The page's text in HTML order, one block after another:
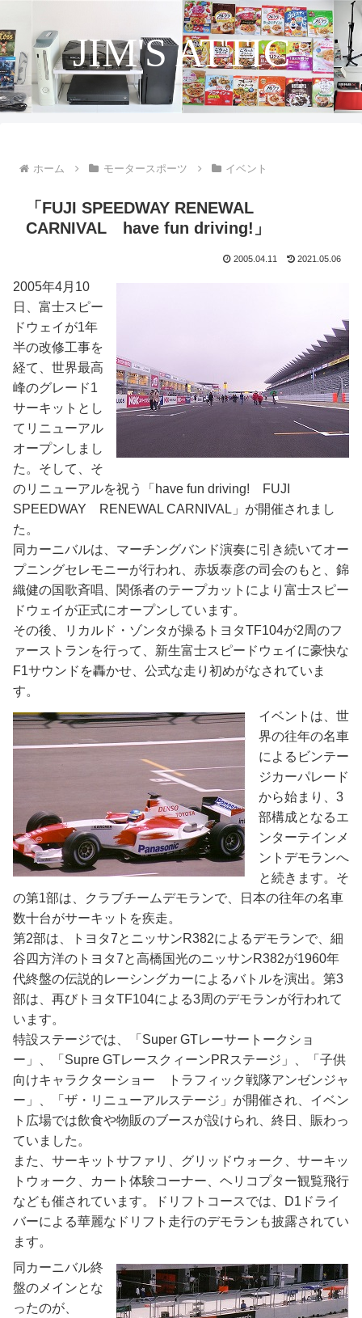
JIM'S ATTIC
ホーム モータースポーツ イベント
「FUJI SPEEDWAY RENEWAL
CARNIVAL have fun driving!」
2005.04.11 2021.05.06
2005年4月10
日、富士スピー
ドウェイが1年
半の改修工事を
経て、世界最高
峰のグレード1
サーキットとし
てリニューアル
オープンしまし
た。そして、そ
のリニューアルを祝う「have fun driving! FUJI
SPEEDWAY RENEWAL CARNIVAL」が開催されまし
た。
同カーニバルは、マーチングバンド演奏に引き続いてオー
プニングセレモニーが行われ、赤坂泰彦の司会のもと、錦
織健の国歌斉唱、関係者のテープカットにより富士スピー
ドウェイが正式にオープンしています。
その後、リカルド・ゾンタが操るトヨタTF104が2周のフ
ァーストランを行って、新生富士スピードウェイに豪快な
F1サウンドを轟かせ、公式な走り初めがなされていま
す。
イベントは、世
界の往年の名車
によるビンテー
ジカーパレード
から始まり、3
部構成となるエ
ンターテインメ
ントデモランへ
と続きます。そ
の第1部は、クラブチームデモランで、日本の往年の名車
数十台がサーキットを疾走。
第2部は、トヨタ7とニッサンR382によるデモランで、細
谷四方洋のトヨタ7と高橋国光のニッサンR382が1960年
代終盤の伝説的レーシングカーによるバトルを演出。第3
部は、再びトヨタTF104による3周のデモランが行われて
います。
特設ステージでは、「Super GTレーサートークショ
ー」、「Supre GTレースクィーンPRステージ」、「子供
向けキャラクターショー トラフィック戦隊アンゼンジャ
ー」、「ザ・リニューアルステージ」が開催され、イベン
ト広場では飲食や物販のブースが設けられ、終日、賑わっ
ていました。
また、サーキットサファリ、グリッドウォーク、サーキッ
トウォーク、カート体験コーナー、ヘリコプター観覧飛行
なども催されています。ドリフトコースでは、D1ドライ
バーによる華麗なドリフト走行のデモランも披露されてい
ます。
同カーニバル終
盤のメインとな
ったのが、